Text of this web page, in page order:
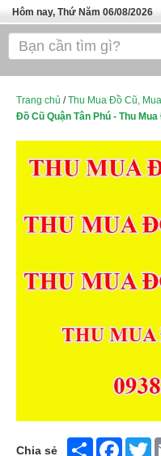
Hôm nay, Thứ Năm 06/08/2026
Trang chủ
Tuyển Sinh Đào Tạo
Đồ Dùng Nội Ngoại Thất
Làm Đẹp
Việc Làm
Hàng Tiêu Dùng
Trang chủ /Thu Mua Đồ Cũ,
Đồ Cũ Quận Tân Phú - Thu
Chia sẻ Share